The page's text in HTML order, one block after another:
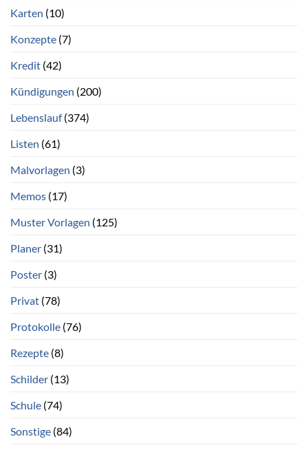
Karten (10)
Konzepte (7)
Kredit (42)
Kündigungen (200)
Lebenslauf(374)
Listen (61)
Malvorlagen (3)
Memos (17)
Muster Vorlagen (125)
Planer (31)
Poster (3)
Privat (78)
Protokolle (76)
Rezepte (8)
Schilder (13)
Schule (74)
Sonstige (84)